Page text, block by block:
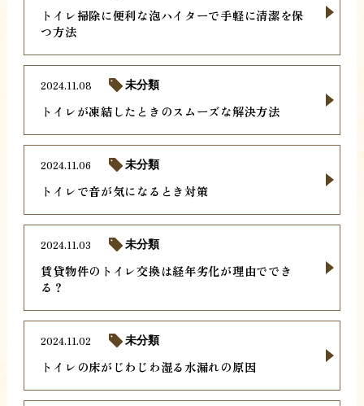
トイレ掃除に便利な泡ハイターで手軽に清潔を保
つ方法
トイレが凍結したときのスムーズな解決方法
2024.11.08 未分類
トイレで音が気になるとき対策
2024.11.06 未分類
賃貸物件のトイレ交換は経年劣化が理由ででき
る？
2024.11.03 未分類
トイレの床がじわじわ湿る水漏れの原因
2024.11.02 未分類